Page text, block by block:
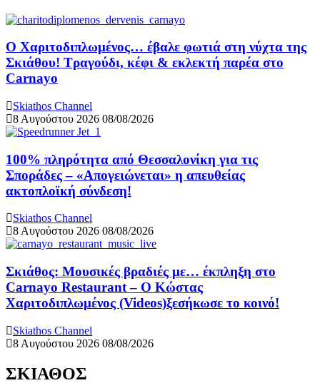
Ο Χαριτοδιπλωμένος… έβαλε φωτιά στη νύχτα της
Σκιάθου! Τραγούδι, κέφι & εκλεκτή παρέα στο
Carnayo
Skiathos Channel
8 Αυγούστου 2026 08/08/2026
100% πληρότητα από Θεσσαλονίκη για τις
Σποράδες – «Απογειώνεται» η απευθείας
ακτοπλοϊκή σύνδεση!
Skiathos Channel
8 Αυγούστου 2026 08/08/2026
Σκιάθος: Μουσικές βραδιές με… έκπληξη στο
Carnayo Restaurant – Ο Κώστας
Χαριτοδιπλωμένος (Videos)ξεσήκωσε το κοινό!
Skiathos Channel
8 Αυγούστου 2026 08/08/2026
ΣΚΙΑΘΟΣ